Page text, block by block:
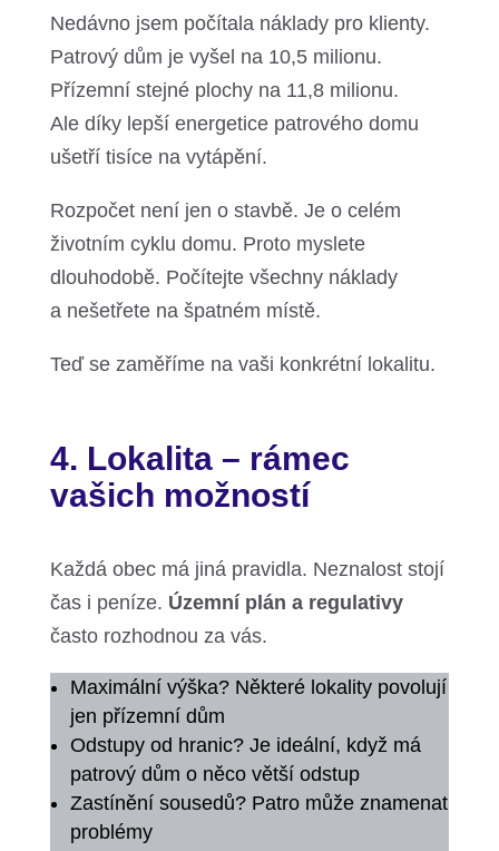
Nedávno jsem počítala náklady pro klienty.
Patrový dům je vyšel na 10,5 milionu.
Přízemní stejné plochy na 11,8 milionu.
Ale díky lepší energetice patrového domu
ušetří tisíce na vytápění.
Rozpočet není jen o stavbě. Je o celém
životním cyklu domu. Proto myslete
dlouhodobě. Počítejte všechny náklady
a nešetřete na špatném místě.
Teď se zaměříme na vaši konkrétní lokalitu.
4. Lokalita – rámec
vašich možností
Každá obec má jiná pravidla. Neznalost stojí
čas i peníze. Územní plán a regulativy
často rozhodnou za vás.
Maximální výška? Některé lokality povolují
jen přízemní dům
Odstupy od hranic? Je ideální, když má
patrový dům o něco větší odstup
Zastínění sousedů? Patro může znamenat
problémy